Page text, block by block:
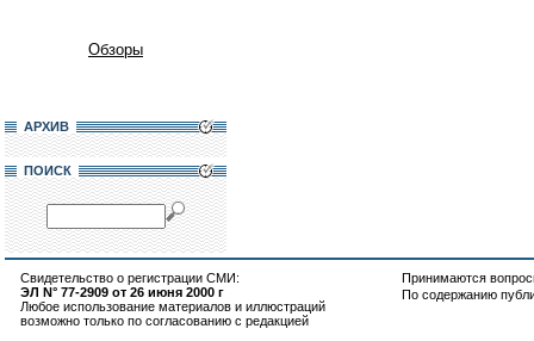
Обзоры
АРХИВ
ПОИСК
Свидетельство о регистрации СМИ:
ЭЛ N° 77-2909 от 26 июня 2000 г
Любое использование материалов и иллюстраций
возможно только по согласованию с редакцией
Принимаются
По содержанию